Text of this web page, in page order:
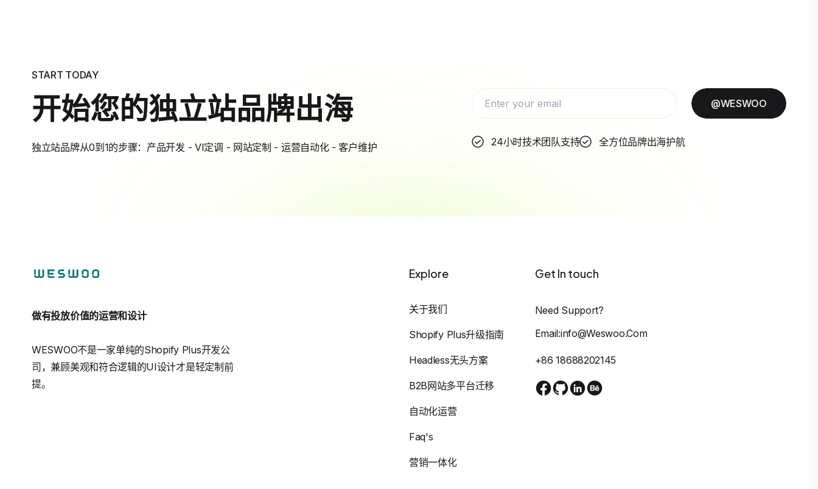
START TODAY
开始您的独立站品牌出海
独立站品牌从0到1的步骤：产品开发 - VI定调 - 网站定制 - 运营自动化 - 客户维护
@WESWOO
24小时技术团队支持 全方位品牌出海护航
做有投放价值的运营和设计
WESWOO不是一家单纯的Shopify Plus开发公
司，兼顾美观和符合逻辑的UI设计才是轻定制前
提。
Explore
关于我们
Shopify Plus升级指南
Headless无头方案
B2B网站多平台迁移
自动化运营
Faq's
营销一体化
Get In touch
Need Support?
Email:info@weswoo.com
+86 18688202145